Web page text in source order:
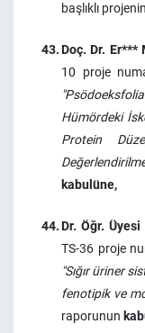
başlıklı
43.Doç. Dr. Er***
10 proje
Hümördeki
Protein
kabulüne,
44.Dr. Öğr.
TS-36 proje
"Sığır üriner
fenotipik ve
raporunun